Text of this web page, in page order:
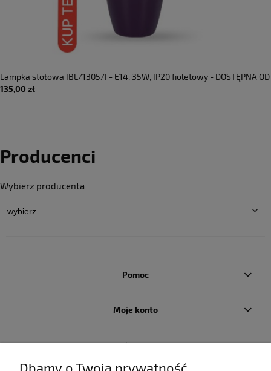
Lampka stołowa IBL/1305/I - E14, 35W, IP20 fioletowy - DOSTĘPNA OD
RĘKI
135,00 zł
Producenci
Wybierz producenta
Pomoc
Moje konto
Płatności i dostawa
Dbamy o Twoją prywatność